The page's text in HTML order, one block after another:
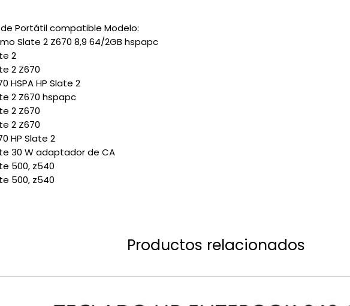
Portátil compatible Modelo:
Slate 2 Z670 8,9 64/2GB hspapc
2
2 Z670
HSPA HP Slate 2
2 Z670 hspapc
2 Z670
2 Z670
HP Slate 2
30 W adaptador de CA
500, z540
500, z540
Productos relacionados